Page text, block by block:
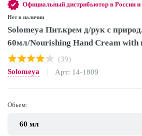
Официальный дистрибьютор в России
Нет в наличии
Solomeya Пит.крем д/рук с
60мл/Nourishing Hand Cream with
(39)
Solomeya
Арт: 14-1809
Обьем: